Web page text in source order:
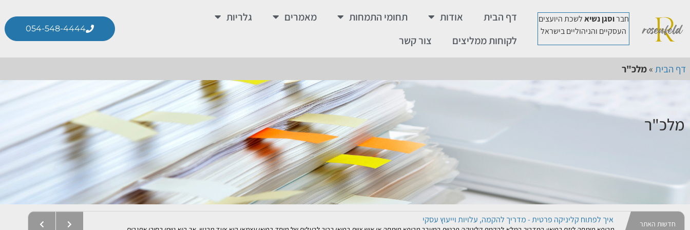
חברוסגן נשיאלשכת היועצים
העסקיים והניהוליים בישראל
דף הבית אודות תחומי התמחות מאמרים
גלריות
לקוחות ממליצים
צור קשר
054-548-4444
דף הבית » מלכ"ר
מלכ"ר
חדשות האתר
ייעוץ עסקי לעסק משפחתי: כשהשולחן במשרד מתחבר לשולחן השבת
אין זירה עסקית מורכבת, נפיצה וטעונה יותר מזו של עסק משפחתי. בניגוד לכל מודל עסקי "סטרילי", כאן הגבולות מטושטשים כמעט בהגדרה; ההיררכיה הניהולית מתנגשת חזיתית...
איך לפתוח קליניקה פרטית - מדריך להקמה, עלויות וייעוץ עסקי